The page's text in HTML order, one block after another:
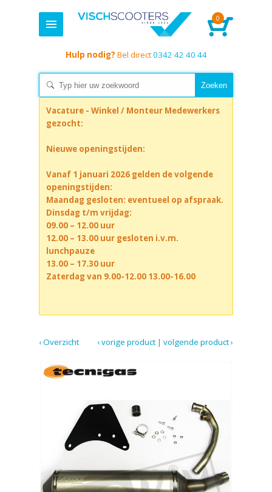
0
Hulp nodig? Bel direct0342 42 40 44
Vacature - Winkel / Monteur Medewerkers
gezocht:
Nieuwe openingstijden:
Vanaf 1 januari 2026 gelden de volgende
openingstijden:
Maandag gesloten: eventueel op afspraak.
Dinsdag t/m vrijdag:
09.00 – 12.00 uur
12.00 – 13.00 uur gesloten i.v.m.
lunchpauze
13.00 – 17.30 uur
Zaterdag van 9.00-12.00 13.00-16.00
‹ Overzicht volgende product ›
|
‹ vorige product